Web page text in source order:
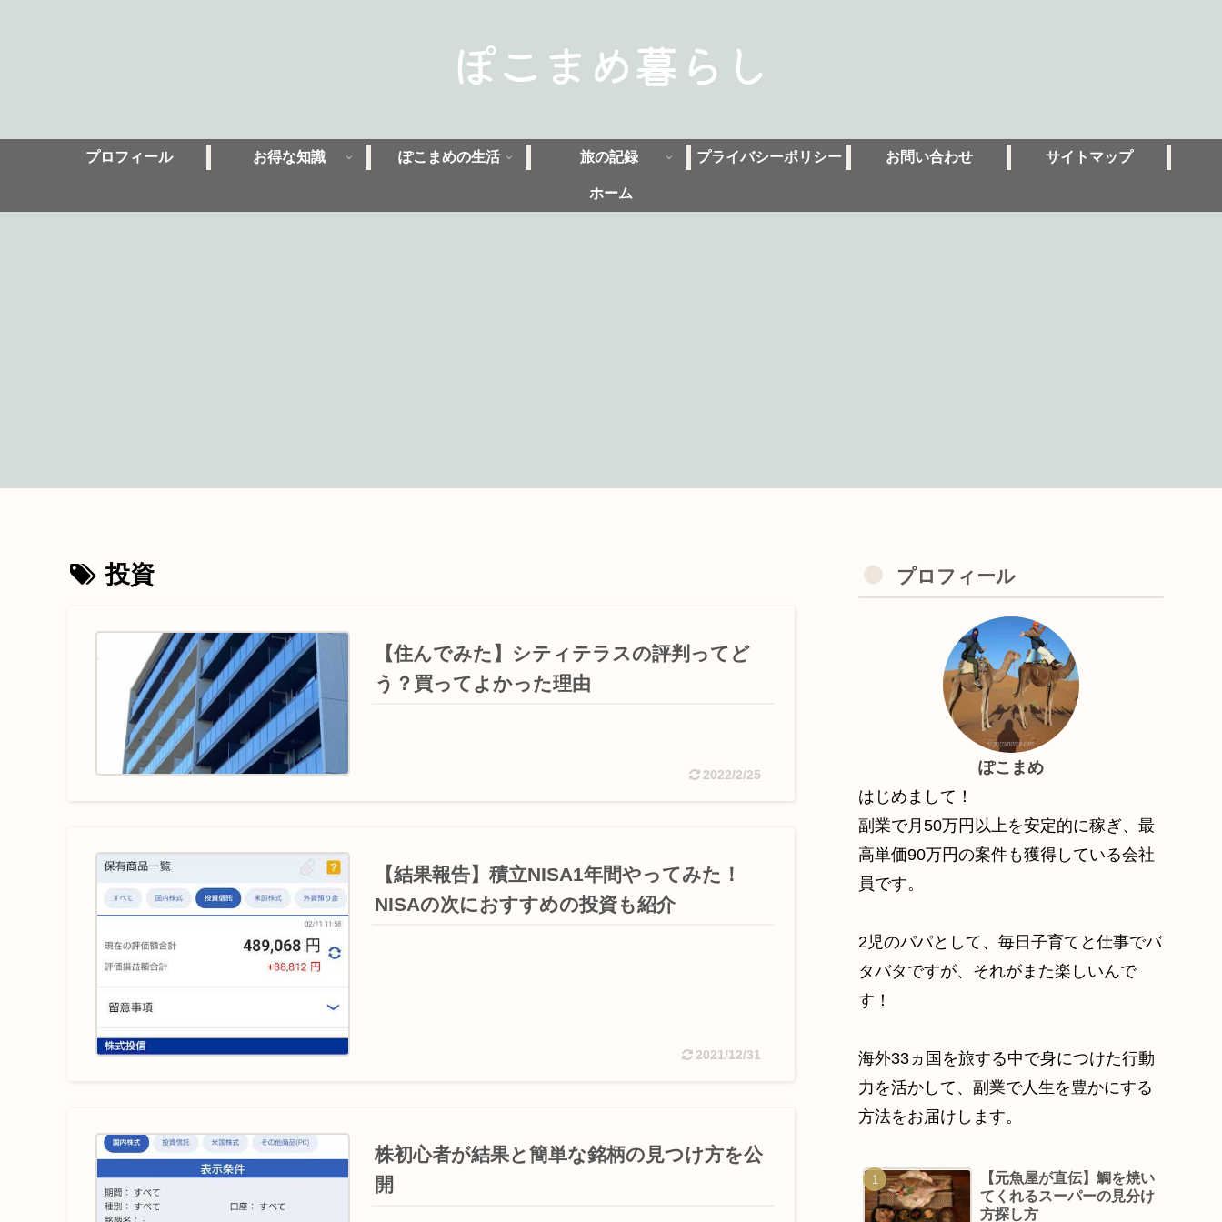
ぽこまめ暮らし
プロフィール お得な知識 ぽこまめの生活 旅の記録 プライバシーポリシー お問い合わせ サイトマップ
ホーム
投資
【住んでみた】シティテラスの評判ってど
う？買ってよかった理由
2022/2/25
【結果報告】積立NISA1年間やってみた！
NISAの次におすすめの投資も紹介
2021/12/31
株初心者が結果と簡単な銘柄の見つけ方を公
開
プロフィール
ぽこまめ
はじめまして！
副業で月50万円以上を安定的に稼ぎ、最
高単価90万円の案件も獲得している会社
員です。
2児のパパとして、毎日子育てと仕事でバ
タバタですが、それがまた楽しいんで
す！
海外33ヵ国を旅する中で身につけた行動
力を活かして、副業で人生を豊かにする
方法をお届けします。
【元魚屋が直伝】鯛を焼い
てくれるスーパーの見分け
方探し方